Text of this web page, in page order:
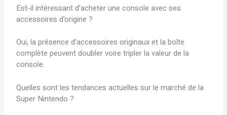
Est-il intéressant d’acheter une console avec ses
accessoires d’origine ?
Oui, la présence d’accessoires originaux et la boîte
complète peuvent doubler voire tripler la valeur de la
console.
Quelles sont les tendances actuelles sur le marché de la
Super Nintendo ?